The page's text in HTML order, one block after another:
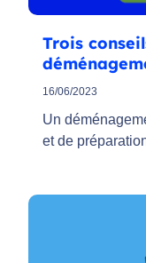
Trois
16/06/2023
Un
et de